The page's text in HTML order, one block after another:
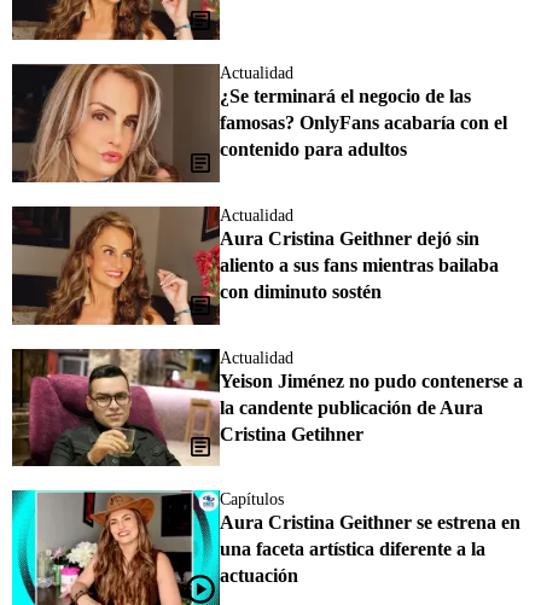
Actualidad
¿Se terminará el negocio de las
famosas? OnlyFans acabaría con el
contenido para adultos
Actualidad
Aura Cristina Geithner dejó sin
aliento a sus fans mientras bailaba
con diminuto sostén
Actualidad
Yeison Jiménez no pudo contenerse a
la candente publicación de Aura
Cristina Getihner
Capítulos
Aura Cristina Geithner se estrena en
una faceta artística diferente a la
actuación